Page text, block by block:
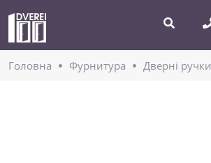
Головнa Фурнитура Дверні ручки